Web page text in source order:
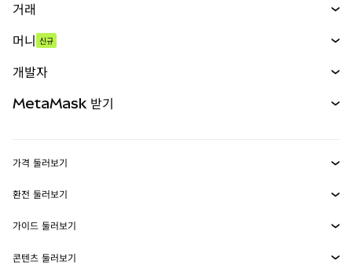
거래
무기한 선물
실물자산
머니 신규
개발자
MetaMask Connect
Snaps
웹3 서비스
MetaMask 받기
보안
고객 지원
가격 둘러보기
이더리움 가격
솔라나 가격
환전 둘러보기
ETH를 USD로 환전
USDT를 INR로 환전
가이드 둘러보기
콘텐츠 둘러보기